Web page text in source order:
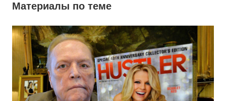
Материалы по теме